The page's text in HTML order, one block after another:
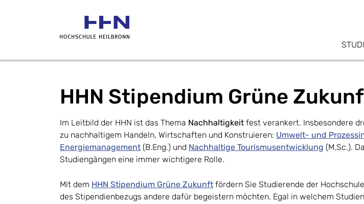
HHN Stipendium Grüne
Im Leitbild der HHN ist das Thema Nachhaltigkeit fest verankert. Insbesondere
zu nachhaltigem Handeln, Wirtschaften und Konstruieren: Umwelt- und
Energiemanagement (B.Eng.) und Nachhaltige Tourismusentwicklung (M.Sc.).
Studiengängen eine immer wichtigere Rolle.
Mit dem HHN Stipendium Grüne Zukunft fördern Sie Studierende der
des Stipendienbezugs andere dafür begeistern möchten. Egal in welchem